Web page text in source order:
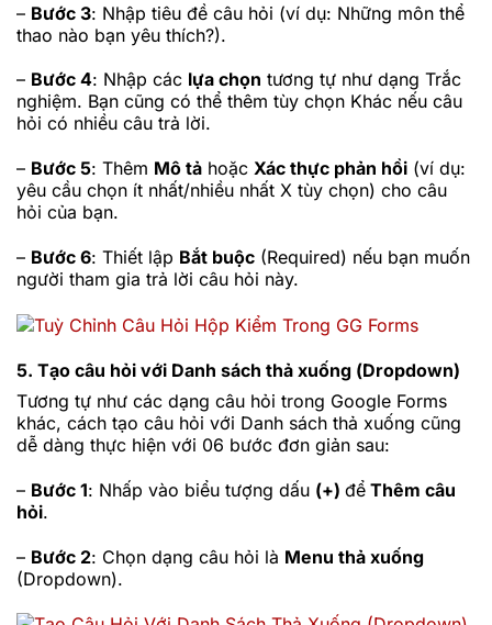
– Bước 3: Nhập tiêu đề câu hỏi (ví dụ: Những môn thể
thao nào bạn yêu thích?).
– Bước 4: Nhập các lựa chọn tương tự như dạng Trắc
nghiệm. Bạn cũng có thể thêm tùy chọn Khác nếu câu
hỏi có nhiều câu trả lời.
– Bước 5: Thêm Mô tả hoặc Xác thực phản hồi (ví dụ:
yêu cầu chọn ít nhất/nhiều nhất X tùy chọn) cho câu
hỏi của bạn.
– Bước 6: Thiết lập Bắt buộc (Required) nếu bạn muốn
người tham gia trả lời câu hỏi này.
5. Tạo câu hỏi với Danh sách thả xuống (Dropdown)
Tương tự như các dạng câu hỏi trong Google Forms
khác, cách tạo câu hỏi với Danh sách thả xuống cũng
dễ dàng thực hiện với 06 bước đơn giản sau:
– Bước 1: Nhấp vào biểu tượng dấu (+) để Thêm câu
hỏi.
– Bước 2: Chọn dạng câu hỏi là Menu thả xuống
(Dropdown).